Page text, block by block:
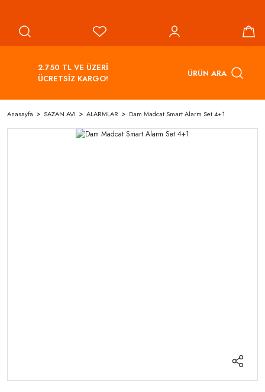
2.750 TL VE ÜZERİ
ÜCRETSİZ KARGO!
ÜRÜN ARA
Anasayfa SAZAN AVI ALARMLAR Dam Madcat Smart Alarm Set 4+1